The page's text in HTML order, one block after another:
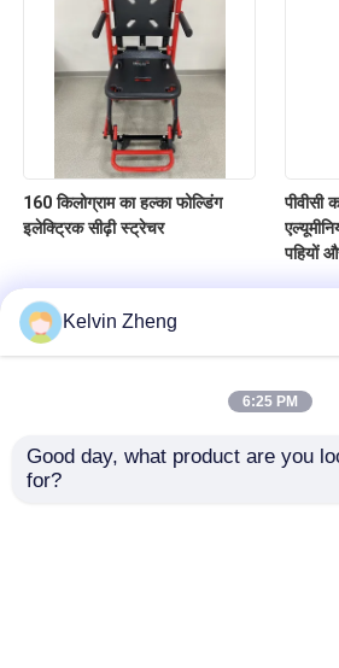
160 किलोग्राम का हल्का फोल्डिंग
इलेक्ट्रिक सीढ़ी स्ट्रेचर
पीवीसी
पहियों
Kelvin Zheng
6:25 PM
Good day, what product are you
for?